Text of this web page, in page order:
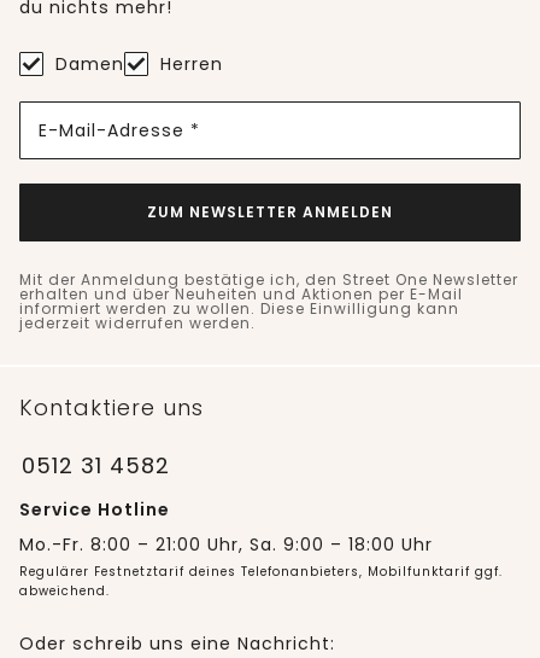
du nichts mehr!
Damen Herren
E-Mail-Adresse *
ZUM NEWSLETTER ANMELDEN
Mit der Anmeldung bestätige ich, den Street One Newsletter
erhalten und über Neuheiten und Aktionen per E-Mail
informiert werden zu wollen. Diese Einwilligung kann
jederzeit widerrufen werden.
Kontaktiere uns
0512 31 4582
Service Hotline
Mo.-Fr. 8:00 – 21:00 Uhr, Sa. 9:00 – 18:00 Uhr
Regulärer Festnetztarif deines Telefonanbieters, Mobilfunktarif ggf.
abweichend.
Oder schreib uns eine Nachricht: